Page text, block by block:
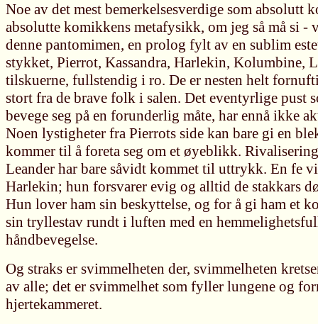
Noe av det mest bemerkelsesverdige som absolutt
absolutte komikkens metafysikk, om jeg så må si -
denne pantomimen, en prolog fylt av en sublim
stykket, Pierrot, Kassandra, Harlekin, Kolumbine,
tilskuerne, fullstendig i ro. De er nesten helt
stort fra de brave folk i salen. Det eventyrlige pust
bevege seg på en forunderlig måte, har ennå ikke
Noen lystigheter fra Pierrots side kan bare gi en
kommer til å foreta seg om et øyeblikk.
Leander har bare såvidt kommet til uttrykk. En fe
Harlekin; hun forsvarer evig og alltid de stakkars
Hun lover ham sin beskyttelse, og for å gi ham et
sin tryllestav rundt i luften med en
håndbevegelse.
Og straks er svimmelheten der, svimmelheten
av alle; det er svimmelhet som fyller lungene og
hjertekammeret.